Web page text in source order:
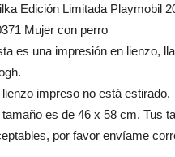
Edición Limitada Playmobil
Mujer con perro
es una impresión en lienzo,
lienzo impreso no está estirado.
tamaño es de 46 x 58 cm. Tus
por favor envíame